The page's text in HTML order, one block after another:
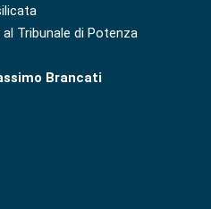
Tribunale di Potenza
Brancati